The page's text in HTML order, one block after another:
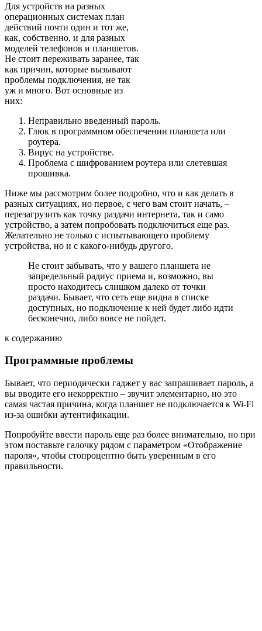
Для устройств на разных
операционных системах план
действий почти один и тот же,
как, собственно, и для разных
моделей телефонов и планшетов.
Не стоит переживать заранее, так
как причин, которые вызывают
проблемы подключения, не так
уж и много. Вот основные из
них:
Неправильно введенный пароль.
Глюк в программном обеспечении планшета или
роутера.
Вирус на устройстве.
Проблема с шифрованием роутера или слетевшая
прошивка.
Ниже мы рассмотрим более подробно, что и как делать в
разных ситуациях, но первое, с чего вам стоит начать, –
перезагрузить как точку раздачи интернета, так и само
устройство, а затем попробовать подключиться еще раз.
Желательно не только с испытывающего проблему
устройства, но и с какого-нибудь другого.
Не стоит забывать, что у вашего планшета не
запредельный радиус приема и, возможно, вы
просто находитесь слишком далеко от точки
раздачи. Бывает, что сеть еще видна в списке
доступных, но подключение к ней будет либо идти
бесконечно, либо вовсе не пойдет.
к содержанию
Программные проблемы
Бывает, что периодически гаджет у вас запрашивает пароль, а
вы вводите его некорректно – звучит элементарно, но это
самая частая причина, когда планшет не подключается к Wi-Fi
из-за ошибки аутентификации.
Попробуйте ввести пароль еще раз более внимательно, но при
этом поставьте галочку рядом с параметром «Отображение
пароля», чтобы стопроцентно быть уверенным в его
правильности.